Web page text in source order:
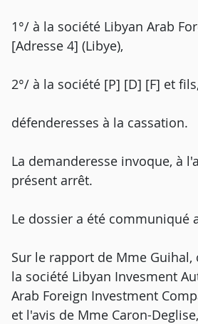
1°/ à la société Libyan Arab
[Adresse 4] (Libye),
2°/ à la société [P] [D] [F] et
défenderesses à la cassation.
La demanderesse invoque, à
présent arrêt.
Le dossier a été communiqué
Sur le rapport de Mme Guihal,
la société Libyan Invesment
Arab Foreign Investment
et l'avis de Mme Caron-